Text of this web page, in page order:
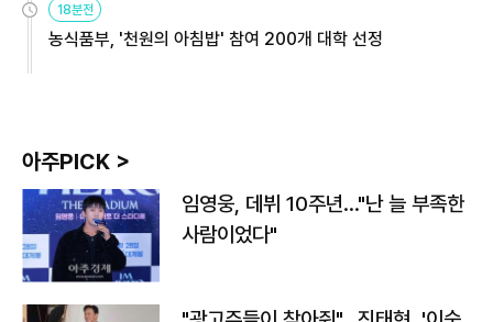
18분전
농식품부, '천원의 아침밥' 참여 200개 대학 선정
아주PICK >
임영웅, 데뷔 10주년…"난 늘 부족한
사람이었다"